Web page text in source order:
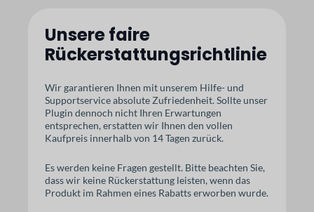
Unsere faire
Rückerstattungsrichtlinie
Wir garantieren Ihnen mit unserem Hilfe- und
Supportservice absolute Zufriedenheit. Sollte unser
Plugin dennoch nicht Ihren Erwartungen
entsprechen, erstatten wir Ihnen den vollen
Kaufpreis innerhalb von 14 Tagen zurück.
Es werden keine Fragen gestellt. Bitte beachten Sie,
dass wir keine Rückerstattung leisten, wenn das
Produkt im Rahmen eines Rabatts erworben wurde.